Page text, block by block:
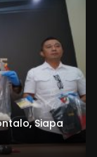
Siapa